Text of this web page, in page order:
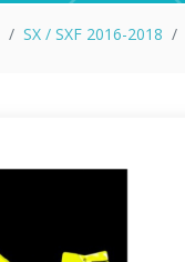
SX / SXF 2016-2018